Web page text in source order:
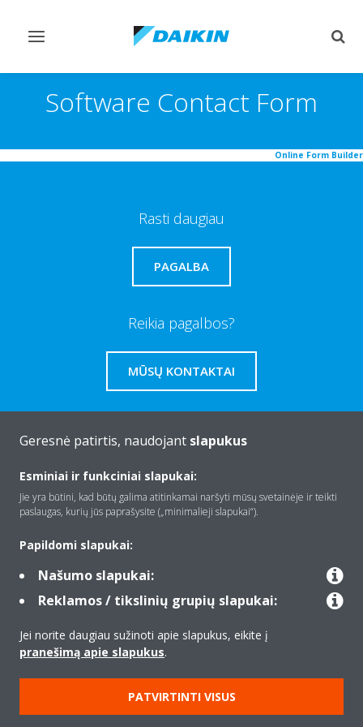
Perjungiamas
Software Contact Form
Online Form Builder
Rasti daugiau
PAGALBA
Reikia pagalbos?
MŪSŲ KONTAKTAI
Apie Daikin
Kontaktas
Produktai
Copyright © Daikin
Geresnė patirtis, naudojant slapukus
Esminiai ir funkciniai slapukai:
Jie yra būtini, kad būtų galima atitinkamai naršyti mūsų svetainėje ir teikti
paslaugas, kurių jūs paprašysite („minimalieji slapukai“).
Papildomi slapukai:
Našumo slapukai:
Reklamos / tikslinių grupių slapukai:
Jei norite daugiau sužinoti apie slapukus, eikite į
pranešimą apie slapukus.
PATVIRTINTI VISUS